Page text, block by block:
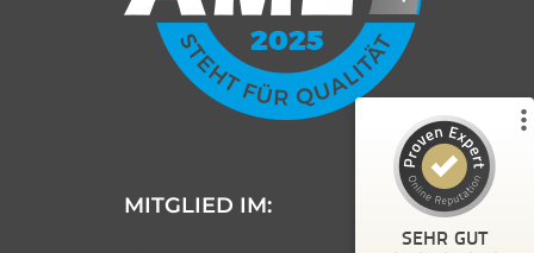
MITGLIED IM:
SEHR GUT
%
Empfehlungen auf
ProvenExpert.com
SEHR GUT
5,00
22
Bewertungen auf
ProvenExpert.com
188
Blick aufs ProvenExpert-Profil werfen